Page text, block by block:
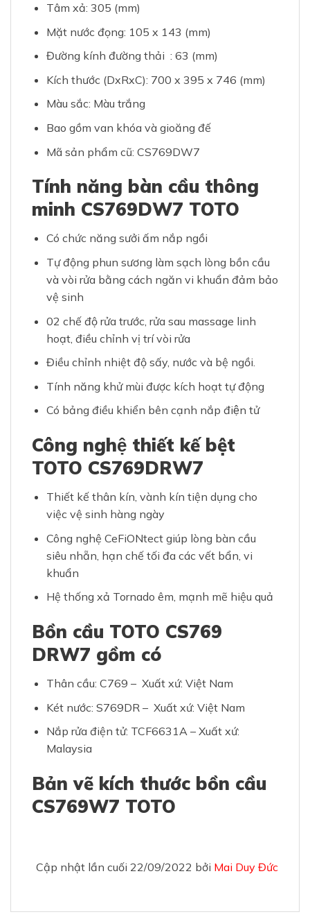
Tâm xả: 305 (mm)
Mặt nước đọng: 105 x 143 (mm)
Đường kính đường thải : 63 (mm)
Kích thước (DxRxC): 700 x 395 x 746 (mm)
Màu sắc: Màu trắng
Bao gồm van khóa và gioăng đế
Mã sản phẩm cũ: CS769DW7
Tính năng bàn cầu thông
minh CS769DW7 TOTO
Có chức năng sưởi ấm nắp ngồi
Tự động phun sương làm sạch lòng bồn cầu
và vòi rửa bằng cách ngăn vi khuẩn đảm bảo
vệ sinh
02 chế độ rửa trước, rửa sau massage linh
hoạt, điều chỉnh vị trí vòi rửa
Điều chỉnh nhiệt độ sấy, nước và bệ ngồi.
Tính năng khử mùi được kích hoạt tự động
Có bảng điều khiển bên cạnh nắp điện tử
Công nghệ thiết kế bệt
TOTO CS769DRW7
Thiết kế thân kín, vành kín tiện dụng cho
việc vệ sinh hàng ngày
Công nghệ CeFiONtect giúp lòng bàn cầu
siêu nhẵn, hạn chế tối đa các vết bẩn, vi
khuẩn
Hệ thống xả Tornado êm, mạnh mẽ hiệu quả
Bồn cầu TOTO CS769
DRW7 gồm có
Thân cầu: C769 – Xuất xứ: Việt Nam
Két nước: S769DR – Xuất xứ: Việt Nam
Nắp rửa điện tử: TCF6631A – Xuất xứ:
Malaysia
Bản vẽ kích thước bồn cầu
CS769W7 TOTO
Cập nhật lần cuối 22/09/2022 bởi Mai Duy Đức